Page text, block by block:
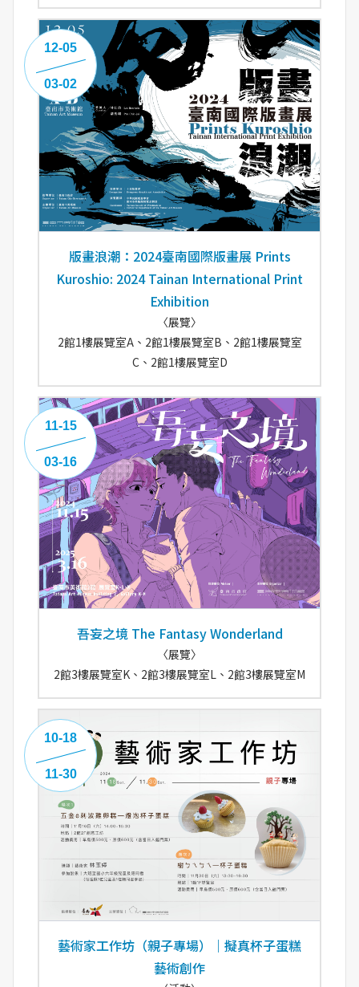
版畫浪潮：2024臺南國際版畫展 Prints
Kuroshio: 2024 Tainan International Print
Exhibition
〈展覽〉
2館1樓展覽室A、2館1樓展覽室B、2館1樓展覽室
C、2館1樓展覽室D
12-05
03-02
吾妄之境 The Fantasy Wonderland
〈展覽〉
2館3樓展覽室K、2館3樓展覽室L、2館3樓展覽室M
11-15
03-16
藝術家工作坊（親子專場）｜擬真杯子蛋糕
藝術創作
10-18
11-30